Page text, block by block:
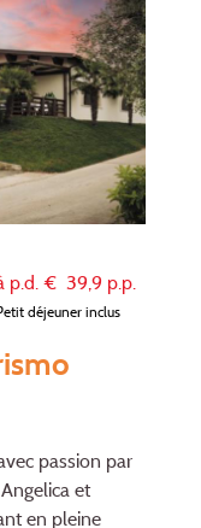
p.d. € 39,9 p.p.
déjeuner inclus
passion par
et
en pleine